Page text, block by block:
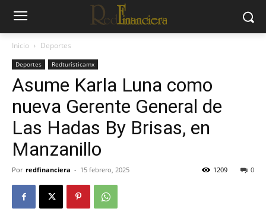
Inicio Deportes
Deportes Redturísticamx
Asume Karla Luna como
nueva Gerente General de
Las Hadas By Brisas, en
Manzanillo
Por redfinanciera - 15 febrero, 2025 0
1209